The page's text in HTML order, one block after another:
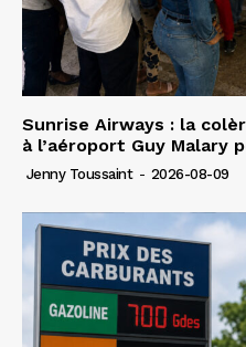
Sunrise Airways : la
à l’aéroport Guy Malary
Jenny Toussaint - 2026-08-09